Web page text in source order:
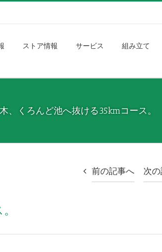
ストア情報 サービス 組み立て
、くろんど池へ抜ける35kmコース。
前の記事へ 次